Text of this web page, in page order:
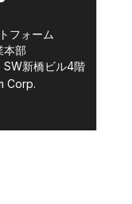
フォーム
本部
新橋ビル4階
Corp.